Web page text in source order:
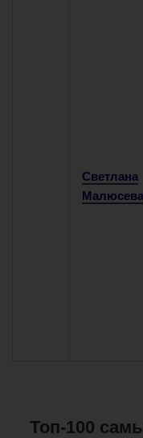
Светлана
Малюсева
Топ-100